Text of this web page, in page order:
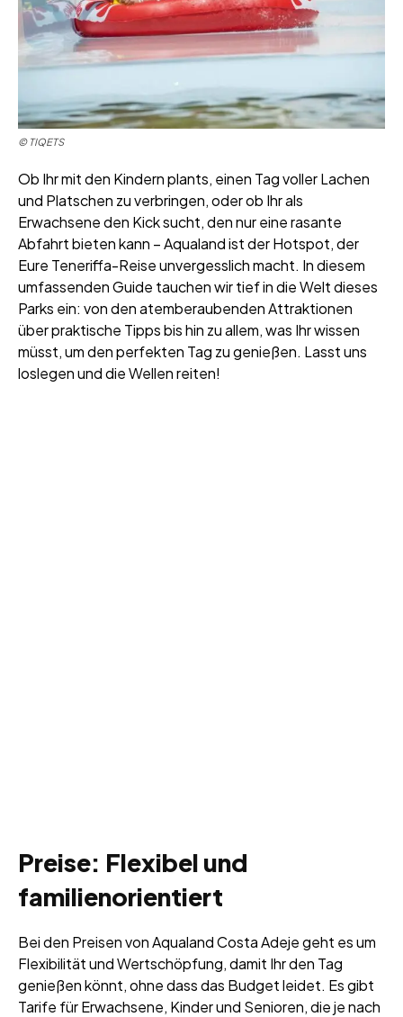
© TIQETS
Ob Ihr mit den Kindern plants, einen Tag voller Lachen
und Platschen zu verbringen, oder ob Ihr als
Erwachsene den Kick sucht, den nur eine rasante
Abfahrt bieten kann – Aqualand ist der Hotspot, der
Eure Teneriffa-Reise unvergesslich macht. In diesem
umfassenden Guide tauchen wir tief in die Welt dieses
Parks ein: von den atemberaubenden Attraktionen
über praktische Tipps bis hin zu allem, was Ihr wissen
müsst, um den perfekten Tag zu genießen. Lasst uns
loslegen und die Wellen reiten!
Preise: Flexibel und
familienorientiert
Bei den Preisen von Aqualand Costa Adeje geht es um
Flexibilität und Wertschöpfung, damit Ihr den Tag
genießen könnt, ohne dass das Budget leidet. Es gibt
Tarife für Erwachsene, Kinder und Senioren, die je nach